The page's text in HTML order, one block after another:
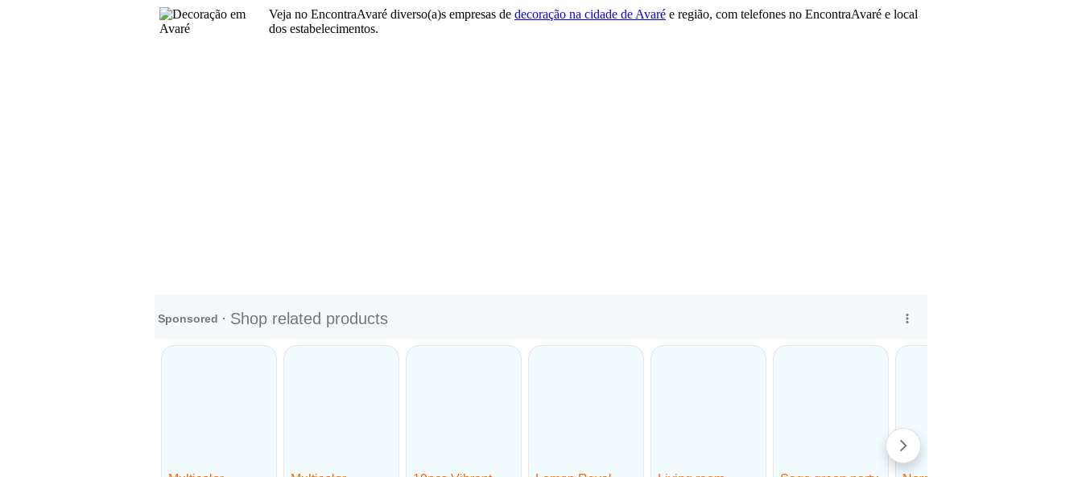
Veja no EncontraAvaré diverso(a)s empresas de decoração na cidade de Avaré e região, com telefones no EncontraAvaré e local
dos estabelecimentos.